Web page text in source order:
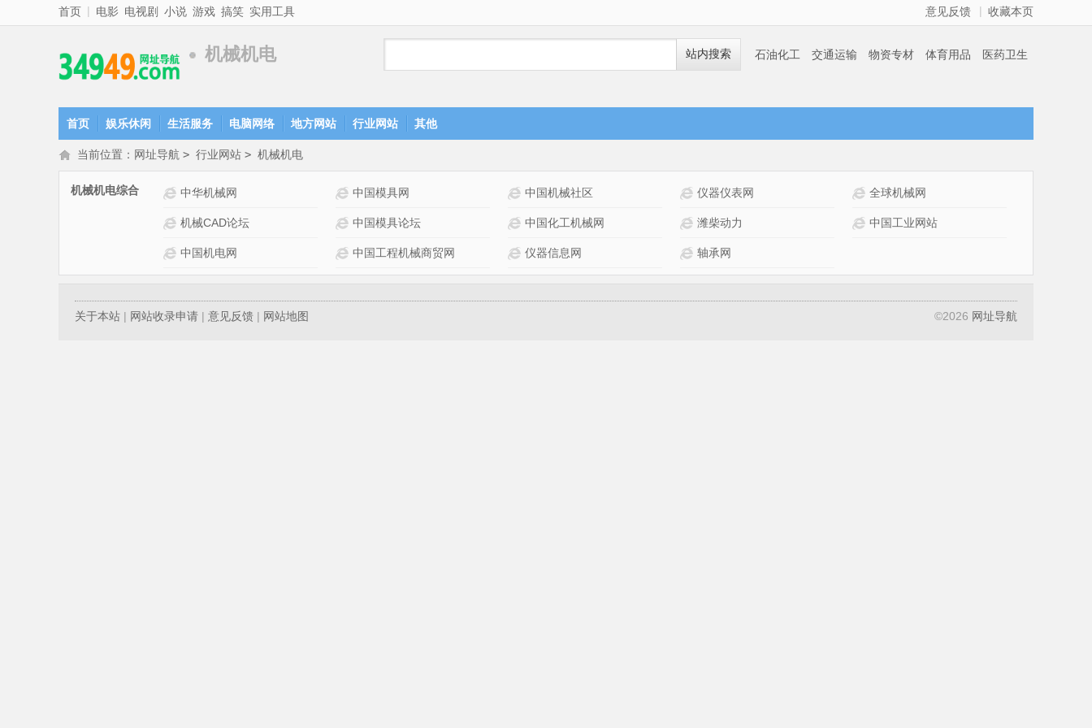
首页 | 电影 电视剧 小说 游戏 搞笑 实用工具 意见反馈 | 收藏本页
机械机电 石油化工 交通运输 物资专材 体育用品
医药卫生
站内搜索
首页 娱乐休闲 生活服务 电脑网络 地方网站 行业网站 其他
当前位置： 网址导航 > 行业网站 > 机械机电
机械机电综合 中华机械网 中国模具网 中国机械社区 仪器仪表网
全球机械网 网站介绍 全球机械网
机械CAD论坛 中国模具论坛 中国化工机械网 潍柴动力 中国工业网站
中国机电网 中国工程机械商贸网 仪器信息网 轴承网
关于本站 | 网站收录申请 | 意见反馈 | 网站地图 ©2026 网址导航